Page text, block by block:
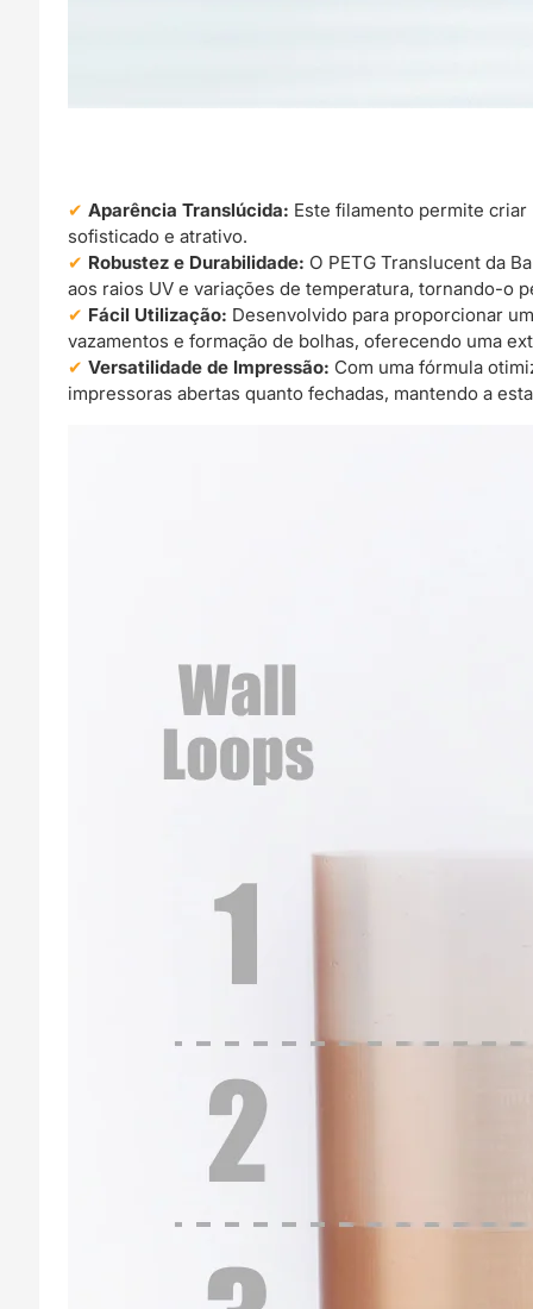
Aparência Translúcida: Este filamento permite
sofisticado e atrativo.
Robustez e Durabilidade: O PETG Translucent da
aos raios UV e variações de temperatura, tornando-o
Fácil Utilização: Desenvolvido para proporcionar
vazamentos e formação de bolhas, oferecendo uma
Versatilidade de Impressão: Com uma fórmula
impressoras abertas quanto fechadas, mantendo a